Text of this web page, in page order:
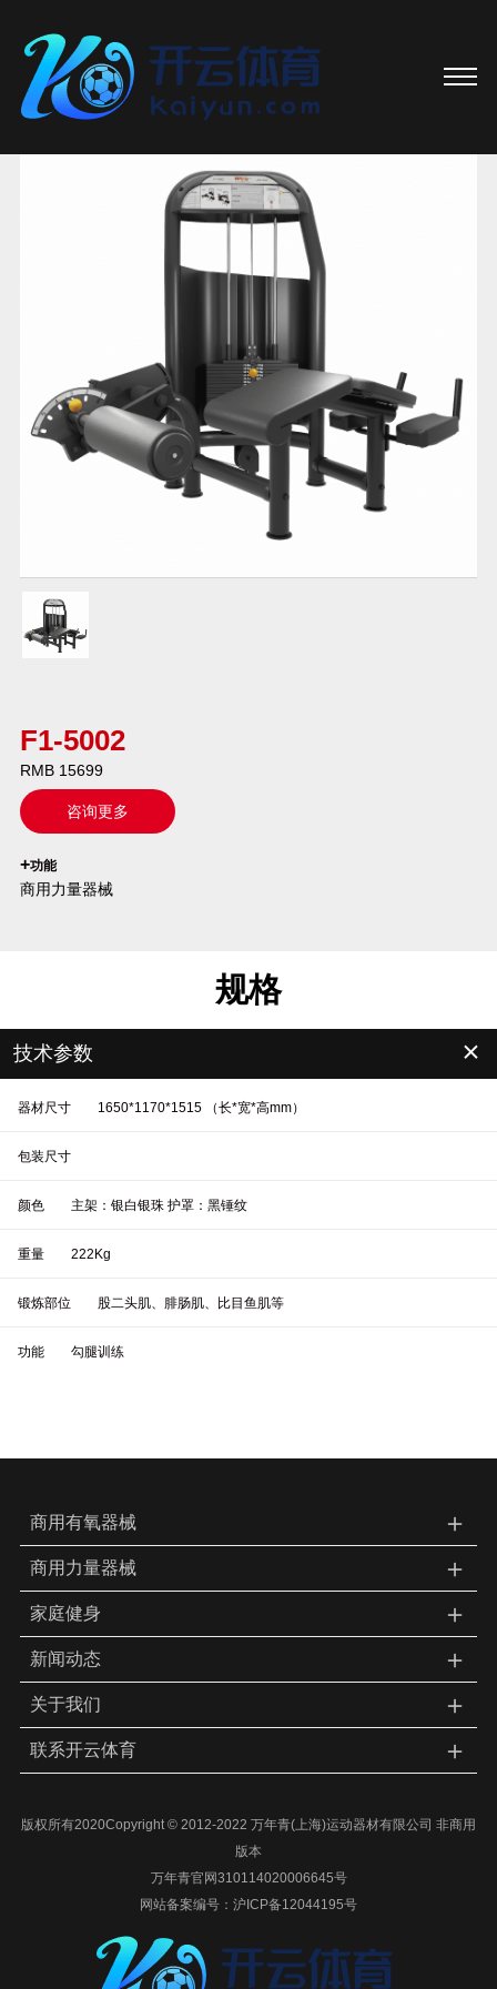
F1-5002
RMB 15699
咨询更多
`
+功能
商用力量器械
规格
技术参数 ＋
器材尺寸 1650*1170*1515 （长*宽*高mm）
包装尺寸
颜色 主架：银白银珠 护罩：黑锤纹
重量 222Kg
锻炼部位 股二头肌、腓肠肌、比目鱼肌等
功能 勾腿训练
商用有氧器械 ＋
商用力量器械 ＋
家庭健身 ＋
新闻动态 ＋
关于我们 ＋
联系开云体育 ＋
版权所有2020Copyright © 2012-2022 万年青(上海)运动器材有限公司 非商用
版本
万年青官网310114020006645号
网站备案编号： 沪ICP备12044195号